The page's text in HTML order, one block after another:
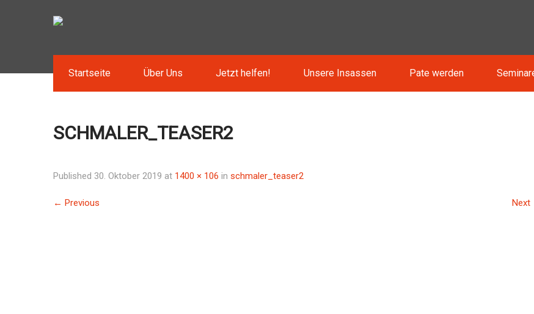
Startseite Über Uns Jetzt helfen! Unsere Insassen Pate werden
SCHMALER_TEASER2
Published 30. Oktober 2019 at 1400 × 106 in schmaler_teaser2
← Previous Next